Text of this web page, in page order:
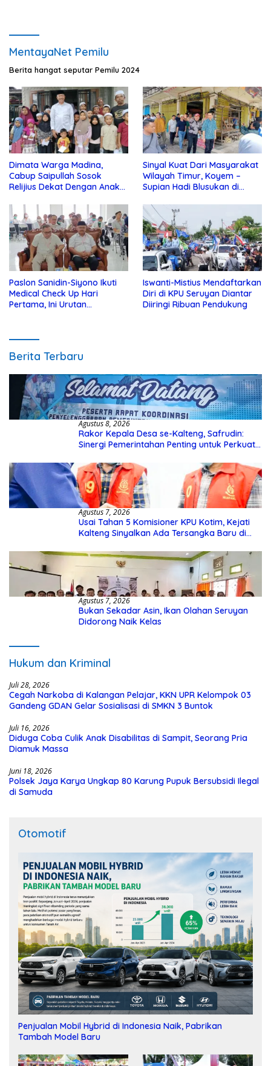
MentayaNet Pemilu
Berita hangat seputar Pemilu 2024
Dimata Warga Madina,
Cabup Saipullah Sosok
Relijius Dekat Dengan Anak
Sinyal Kuat Dari Masyarakat
Wilayah Timur, Koyem –
Supian Hadi Blusukan di
Paslon Sanidin-Siyono Ikuti
Medical Check Up Hari
Pertama, Ini Urutan
Iswanti-Mistius Mendaftarkan
Diri di KPU Seruyan Diantar
Diiringi Ribuan Pendukung
Berita Terbaru
Agustus 8, 2026
Rakor Kepala Desa se-Kalteng, Safrudin:
Sinergi Pemerintahan Penting untuk Perkuat
Agustus 7, 2026
Usai Tahan 5 Komisioner KPU Kotim, Kejati
Kalteng Sinyalkan Ada Tersangka Baru di
Agustus 7, 2026
Bukan Sekadar Asin, Ikan Olahan Seruyan
Didorong Naik Kelas
Hukum dan Kriminal
Juli 28, 2026
Cegah Narkoba di Kalangan Pelajar, KKN UPR Kelompok 03
Gandeng GDAN Gelar Sosialisasi di SMKN 3 Buntok
Juli 16, 2026
Diduga Coba Culik Anak Disabilitas di Sampit, Seorang Pria
Diamuk Massa
Juni 18, 2026
Polsek Jaya Karya Ungkap 80 Karung Pupuk Bersubsidi Ilegal
di Samuda
Otomotif
Penjualan Mobil Hybrid di Indonesia Naik, Pabrikan
Tambah Model Baru